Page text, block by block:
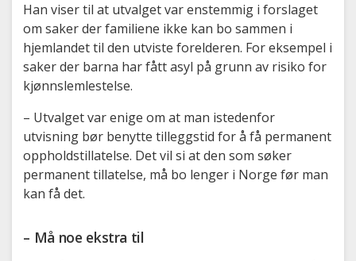
Han viser til at utvalget var enstemmig i forslaget
om saker der familiene ikke kan bo sammen i
hjemlandet til den utviste forelderen. For eksempel i
saker der barna har fått asyl på grunn av risiko for
kjønnslemlestelse.
– Utvalget var enige om at man istedenfor
utvisning bør benytte tilleggstid for å få permanent
oppholdstillatelse. Det vil si at den som søker
permanent tillatelse, må bo lenger i Norge før man
kan få det.
– Må noe ekstra til